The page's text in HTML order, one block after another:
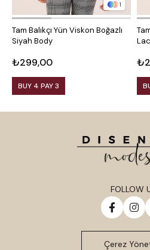
1
Tam Balıkçı Yün Viskon Boğazlı
Siyah Body
₺299,00
BUY 4 PAY 3
FOLLOW
Çerez